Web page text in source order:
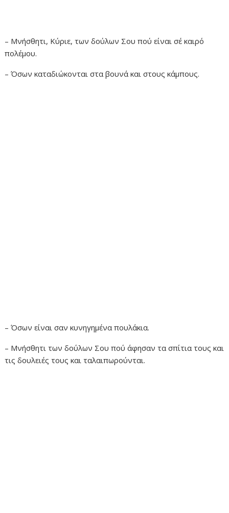
– Μνήσθητι, Κύριε, των δούλων Σου πού είναι σέ καιρό
πολέμου.
– Όσων καταδιώκονται στα βουνά και στους κάμπους.
– Όσων είναι σαν κυνηγημένα πουλάκια.
– Μνήσθητι των δούλων Σου πού άφησαν τα σπίτια τους και
τις δουλειές τους και ταλαιπωρούνται.